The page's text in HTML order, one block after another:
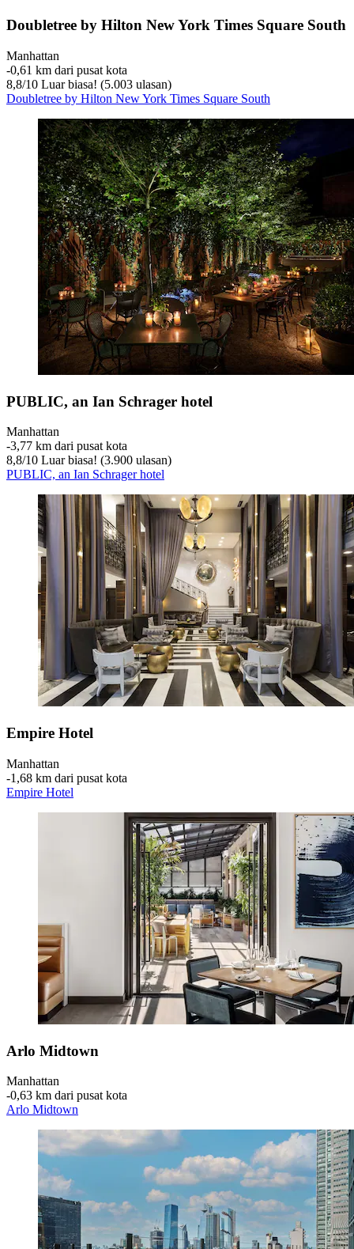
Doubletree by Hilton New York Times Square South
Manhattan
‐0,61 km dari pusat kota
8,8/10 Luar biasa! (5.003 ulasan)
Doubletree by Hilton New York Times Square South
PUBLIC, an Ian Schrager hotel
Manhattan
‐3,77 km dari pusat kota
8,8/10 Luar biasa! (3.900 ulasan)
PUBLIC, an Ian Schrager hotel
Empire Hotel
Manhattan
‐1,68 km dari pusat kota
Empire Hotel
Arlo Midtown
Manhattan
‐0,63 km dari pusat kota
Arlo Midtown